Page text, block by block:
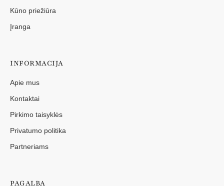
Kūno priežiūra
Įranga
INFORMACIJA
Apie mus
Kontaktai
Pirkimo taisyklės
Privatumo politika
Partneriams
PAGALBA